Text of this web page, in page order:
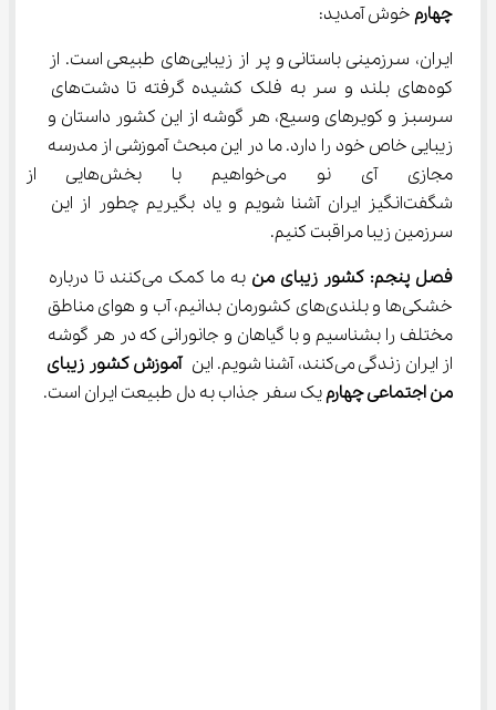
چهارم خوش آمدید:
ایران، سرزمینی باستانی و پر از زیبایی‌های طبیعی است. از
کوه‌های بلند و سر به فلک کشیده گرفته تا دشت‌های
سرسبز و کویرهای وسیع، هر گوشه از این کشور داستان و
زیبایی خاص خود را دارد. ما در این مبحث آموزشی از مدرسه
مجازی آی نو می‌خواهیم با
شگفت‌انگیز ایران آشنا شویم و یاد بگیریم چطور از این
سرزمین زیبا مراقبت کنیم.
فصل پنجم: کشور زیبای من
به ما کمک می‌کنند تا درباره
خشکی‌ها و بلندی‌های کشورمان بدانیم، آب و هوای مناطق
مختلف را بشناسیم و با گیاهان و جانورانی که در هر گوشه
از ایران زندگی می‌کنند، آشنا شویم. این
آموزش کشور زیبای
من اجتماعی چهارم یک سفر جذاب به دل طبیعت ایران است.